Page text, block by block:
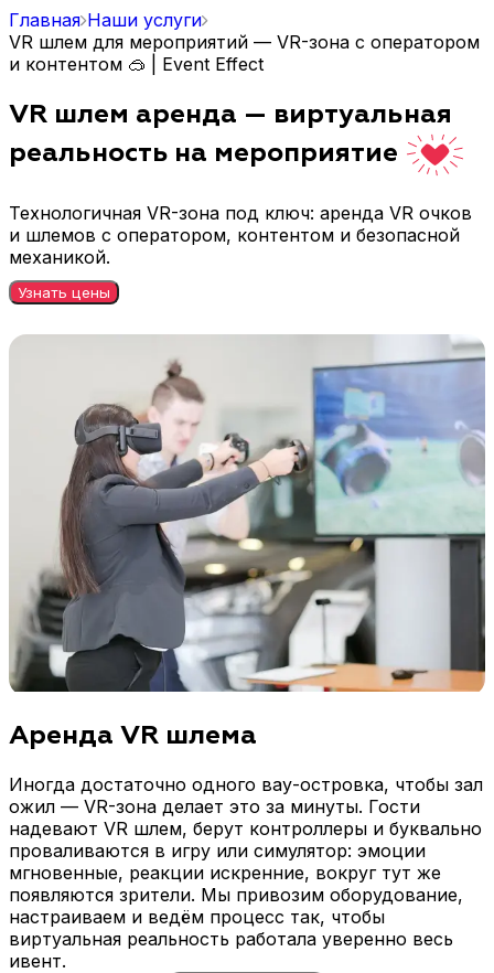
Главная Наши услуги
VR шлем для мероприятий — VR-зона с оператором
и контентом 🥽 | Event Effect
VR шлем аренда — виртуальная
реальность на мероприятие
Технологичная VR-зона под ключ: аренда VR очков
и шлемов с оператором, контентом и безопасной
механикой.
Узнать цены
Аренда VR шлема
Иногда достаточно одного вау-островка, чтобы зал
ожил — VR-зона делает это за минуты. Гости
надевают VR шлем, берут контроллеры и буквально
проваливаются в игру или симулятор: эмоции
мгновенные, реакции искренние, вокруг тут же
появляются зрители. Мы привозим оборудование,
настраиваем и ведём процесс так, чтобы
виртуальная реальность работала уверенно весь
ивент.